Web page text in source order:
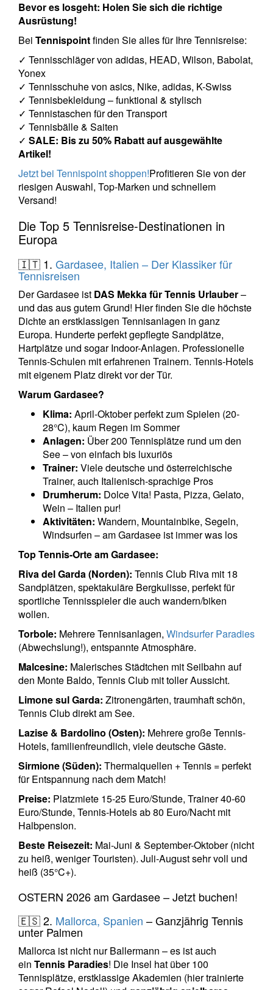
Bevor es losgeht: Holen Sie sich die richtige
Ausrüstung!
Bei Tennispointfinden Sie alles für Ihre Tennisreise:
✓ Tennisschläger von adidas, HEAD, Wilson, Babolat,
Yonex
✓ Tennisschuhe von asics, Nike, adidas, K-Swiss
✓ Tennisbekleidung – funktional & stylisch
✓ Tennistaschen für den Transport
✓ Tennisbälle & Saiten
✓ SALE: Bis zu 50% Rabatt auf ausgewählte
Artikel!
Jetzt bei Tennispoint shoppen!Profitieren Sie von der
riesigen Auswahl, Top-Marken und schnellem
Versand!
Die Top 5 Tennisreise-Destinationen in
Europa
🇮🇹 1. Gardasee, Italien – Der Klassiker für
Tennisreisen
Der Gardasee ist DAS Mekka für Tennis Urlauber–
und das aus gutem Grund! Hier finden Sie die höchste
Dichte an erstklassigen Tennisanlagen in ganz
Europa. Hunderte perfekt gepflegte Sandplätze,
Hartplätze und sogar Indoor-Anlagen. Professionelle
Tennis-Schulen mit erfahrenen Trainern. Tennis-Hotels
mit eigenem Platz direkt vor der Tür.
Warum Gardasee?
Klima: April-Oktober perfekt zum Spielen (20-
28°C), kaum Regen im Sommer
Anlagen: Über 200 Tennisplätze rund um den
See – von einfach bis luxuriös
Trainer: Viele deutsche und österreichische
Trainer, auch Italienisch-sprachige Pros
Drumherum: Dolce Vita! Pasta, Pizza, Gelato,
Wein – Italien pur!
Aktivitäten: Wandern, Mountainbike, Segeln,
Windsurfen – am Gardasee ist immer was los
Top Tennis-Orte am Gardasee:
Riva del Garda (Norden): Tennis Club Riva mit 18
Sandplätzen, spektakuläre Bergkulisse, perfekt für
sportliche Tennisspieler die auch wandern/biken
wollen.
Torbole: Mehrere Tennisanlagen, Windsurfer Paradies
(Abwechslung!), entspannte Atmosphäre.
Malcesine: Malerisches Städtchen mit Seilbahn auf
den Monte Baldo, Tennis Club mit toller Aussicht.
Limone sul Garda: Zitronengärten, traumhaft schön,
Tennis Club direkt am See.
Lazise & Bardolino (Osten): Mehrere große Tennis-
Hotels, familienfreundlich, viele deutsche Gäste.
Sirmione (Süden): Thermalquellen + Tennis = perfekt
für Entspannung nach dem Match!
Preise: Platzmiete 15-25 Euro/Stunde, Trainer 40-60
Euro/Stunde, Tennis-Hotels ab 80 Euro/Nacht mit
Halbpension.
Beste Reisezeit: Mai-Juni & September-Oktober (nicht
zu heiß, weniger Touristen). Juli-August sehr voll und
heiß (35°C+).
OSTERN 2026 am Gardasee – Jetzt buchen!
🇪🇸 2. Mallorca, Spanien – Ganzjährig Tennis
unter Palmen
Mallorca ist nicht nur Ballermann – es ist auch
ein Tennis Paradies! Die Insel hat über 100
Tennisplätze, erstklassige Akademien (hier trainierte